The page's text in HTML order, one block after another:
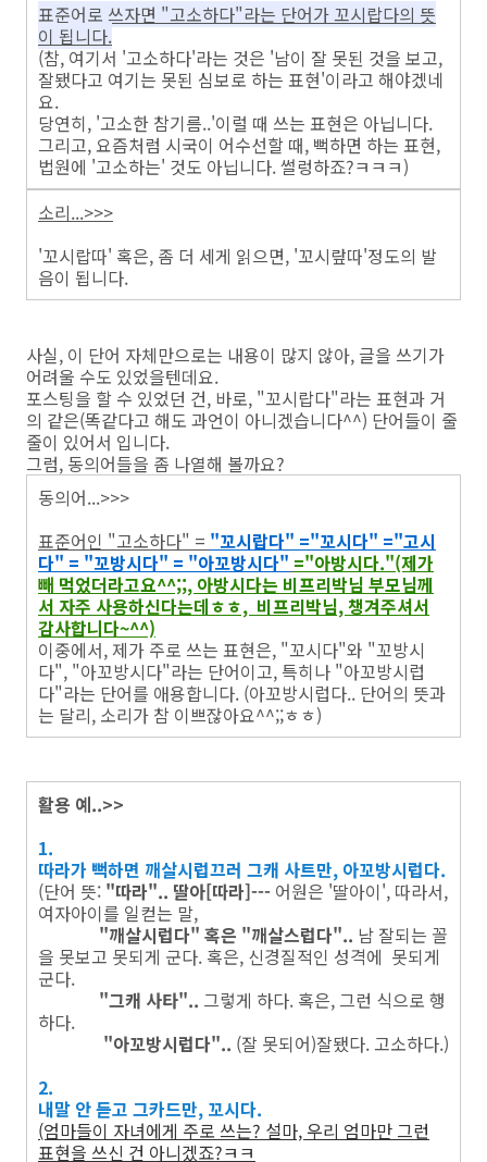
표준어로 쓰자면 "고소하다"라는 단어가 꼬시랍다의 뜻
이 됩니다.
(참, 여기서 '고소하다'라는 것은 '남이 잘 못된 것을 보고,
잘됐다고 여기는 못된 심보로 하는 표현'이라고 해야겠네
요.
당연히, '고소한 참기름..'이럴 때 쓰는 표현은 아닙니다.
그리고, 요즘처럼 시국이 어수선할 때, 뻑하면 하는 표현,
법원에 '고소하는' 것도 아닙니다. 썰렁하죠?ㅋㅋㅋ)
소리...>>>
'꼬시랍따' 혹은, 좀 더 세게 읽으면, '꼬시랖따'정도의 발
음이 됩니다.
사실, 이 단어 자체만으로는 내용이 많지 않아, 글을 쓰기가
어려울 수도 있었을텐데요.
포스팅을 할 수 있었던 건, 바로, "꼬시랍다"라는 표현과 거
의 같은(똑같다고 해도 과언이 아니겠습니다^^) 단어들이 줄
줄이 있어서 입니다.
그럼, 동의어들을 좀 나열해 볼까요?
동의어...>>>
표준어인 "고소하다" = "꼬시랍다" ="꼬시다" ="고시
다" = "꼬방시다" = "아꼬방시다" ="아방시다."(제가
빼 먹었더라고요^^;;, 아방시다는 비프리박님 부모님께
서 자주 사용하신다는데ㅎㅎ, 비프리박님, 챙겨주셔서
감사합니다~^^)
이중에서, 제가 주로 쓰는 표현은, "꼬시다"와 "꼬방시
다", "아꼬방시다"라는 단어이고, 특히나 "아꼬방시럽
다"라는 단어를 애용합니다. (아꼬방시럽다.. 단어의 뜻과
는 달리, 소리가 참 이쁘잖아요^^;;ㅎㅎ)
활용 예..>>
1.
따라가 뻑하면 깨살시럽끄러 그캐 사트만, 아꼬방시럽다.
(단어 뜻: "따라".. 딸아[따라]--- 어원은 '딸아이', 따라서,
여자아이를 일컫는 말,
"깨살시럽다" 혹은 "깨살스럽다".. 남 잘되는 꼴
을 못보고 못되게 군다. 혹은, 신경질적인 성격에 못되게
군다.
"그캐 사타".. 그렇게 하다. 혹은, 그런 식으로 행
하다.
"아꼬방시럽다".. (잘 못되어)잘됐다. 고소하다.)
2.
내말 안 듣고 그카드만, 꼬시다.
(엄마들이 자녀에게 주로 쓰는? 설마, 우리 엄마만 그런
표현을 쓰신 건 아니겠죠?ㅋㅋ